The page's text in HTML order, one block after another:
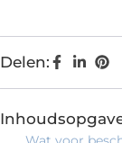
Delen: